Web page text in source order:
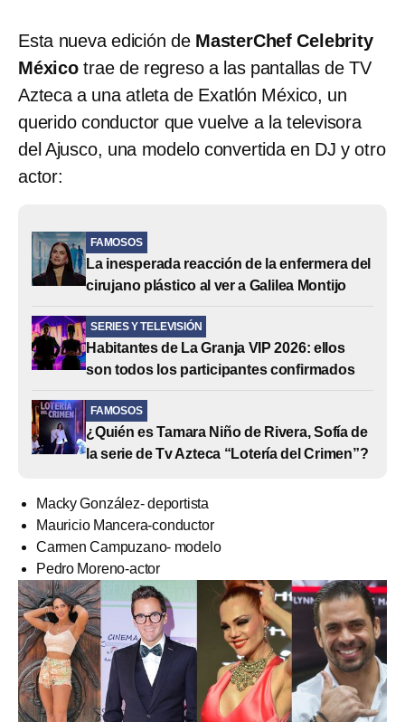
Esta nueva edición de MasterChef Celebrity
Méxicotrae de regreso a las pantallas de TV
Azteca a una atleta de Exatlón México, un
querido conductor que vuelve a la televisora
del Ajusco, una modelo convertida en DJ y otro
actor:
FAMOSOS
La inesperada reacción de la enfermera del
cirujano plástico al ver a Galilea Montijo
SERIES Y TELEVISIÓN
Habitantes de La Granja VIP 2026: ellos
son todos los participantes confirmados
FAMOSOS
¿Quién es Tamara Niño de Rivera, Sofía de
la serie de Tv Azteca “Lotería del Crimen”?
Macky González- deportista
Mauricio Mancera-conductor
Carmen Campuzano- modelo
Pedro Moreno-actor